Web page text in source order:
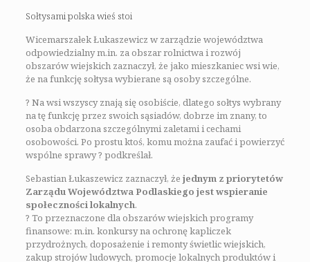
Sołtysami polska wieś stoi
Wicemarszałek Łukaszewicz w zarządzie województwa
odpowiedzialny m.in. za obszar rolnictwa i rozwój
obszarów wiejskich zaznaczył, że jako mieszkaniec wsi wie,
że na funkcję sołtysa wybierane są osoby szczególne.
? Na wsi wszyscy znają się osobiście, dlatego sołtys wybrany
na tę funkcję przez swoich sąsiadów, dobrze im znany, to
osoba obdarzona szczególnymi zaletami i cechami
osobowości. Po prostu ktoś, komu można zaufać i powierzyć
wspólne sprawy ? podkreślał.
Sebastian Łukaszewicz zaznaczył, że jednym z priorytetów
Zarządu Województwa Podlaskiego jest wspieranie
społeczności lokalnych.
? To przeznaczone dla obszarów wiejskich programy
finansowe: m.in. konkursy na ochronę kapliczek
przydrożnych, doposażenie i remonty świetlic wiejskich,
zakup strojów ludowych, promocje lokalnych produktów i